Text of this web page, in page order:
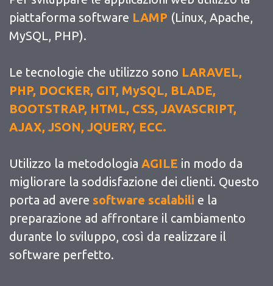
piattaforma software LAMP (Linux, Apache,
MySQL, PHP).
Le tecnologie che utilizzo sono LARAVEL,
PHP, DOCKER, GIT, MySQL, BLADE,
BOOTSTRAP, HTML, CSS, JAVASCRIPT,
AJAX, JSON, JQUERY, ECC.
Utilizzo la metodologia AGILE in modo da
migliorare la soddisfazione dei clienti. Questo
porta ad avere software scalabili e la
preparazione ad affrontare il cambiamento
durante lo sviluppo, così da realizzare il
software perfetto.